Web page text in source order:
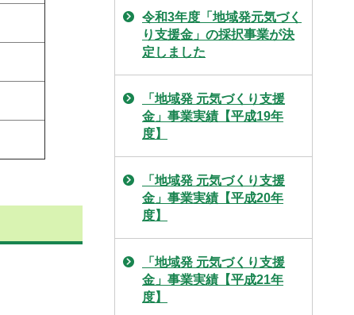
令和3年度「地域発元気づく
り支援金」の採択事業が決
定しました
「地域発 元気づくり支援
金」事業実績【平成19年
度】
「地域発 元気づくり支援
金」事業実績【平成20年
度】
「地域発 元気づくり支援
金」事業実績【平成21年
度】